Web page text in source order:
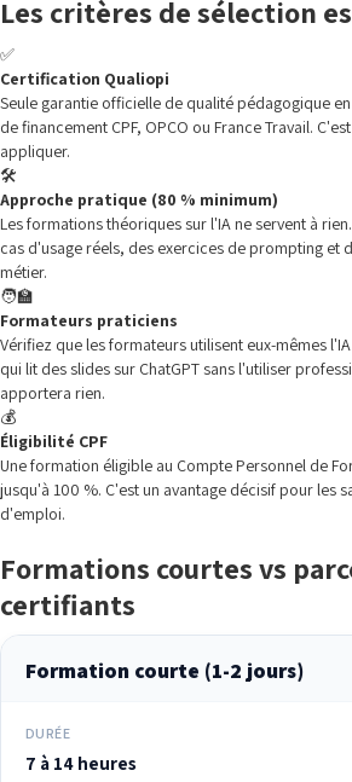
Les critères de sélection
✅
Certification Qualiopi
Seule garantie officielle de qualité pédagogique
de financement CPF, OPCO ou France Travail.
appliquer.
🛠️
Approche pratique (80 % minimum)
Les formations théoriques sur l'IA ne servent à
cas d'usage réels, des exercices de prompting et
métier.
🧑‍🏫
Formateurs praticiens
Vérifiez que les formateurs utilisent eux-mêmes
qui lit des slides sur ChatGPT sans l'utiliser
apportera rien.
💰
Éligibilité CPF
Une formation éligible au Compte Personnel de
jusqu'à 100 %. C'est un avantage décisif pour les
d'emploi.
Formations courtes vs
certifiants
Formation courte (1-2 jours)
DURÉE
7 à 14 heures